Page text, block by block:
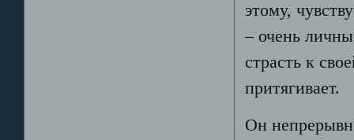
этому,
– очень
страсть к
притягивает.
Он